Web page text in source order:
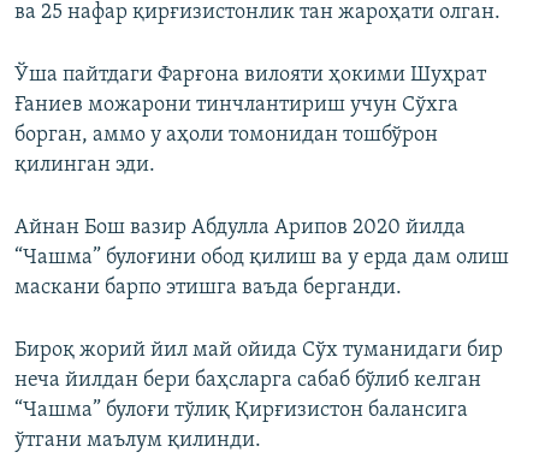
ва 25 нафар қирғизистонлик тан жароҳати олган.
Ўша пайтдаги Фарғона вилояти ҳокими Шуҳрат
Ғаниев можарони тинчлантириш учун Сўхга
борган, аммо у аҳоли томонидан тошбўрон
қилинган эди.
Айнан Бош вазир Абдулла Арипов 2020 йилда
“Чашма” булоғини обод қилиш ва у ерда дам олиш
маскани барпо этишга ваъда берганди.
Бироқ жорий йил май ойида Сўх туманидаги бир
неча йилдан бери баҳсларга сабаб бўлиб келган
“Чашма” булоғи тўлиқ Қирғизистон балансига
ўтгани маълум қилинди.